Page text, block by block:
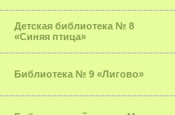
Детская библиотека № 8
«Синяя птица»
Библиотека № 9 «Лигово»